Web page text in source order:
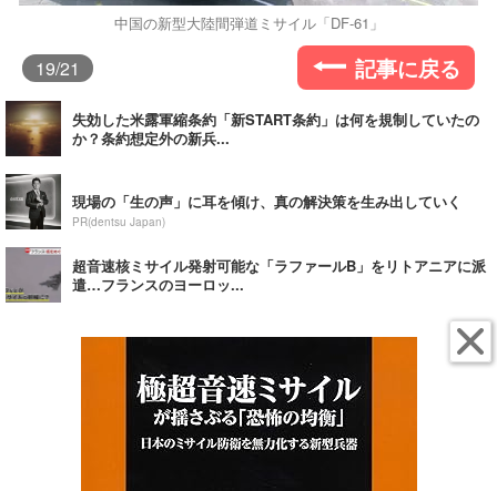
中国の新型大陸間弾道ミサイル「DF-61」
19/21 記事に戻る
失効した米露軍縮条約「新START条約」は何を規制していたの
か？条約想定外の新兵...
現場の「生の声」に耳を傾け、真の解決策を生み出していく
PR(dentsu Japan)
超音速核ミサイル発射可能な「ラファールB」をリトアニアに派
遣…フランスのヨーロッ...